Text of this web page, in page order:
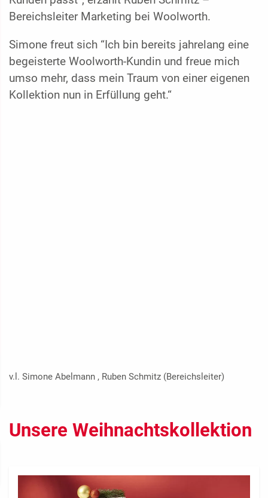
Bereichsleiter Marketing bei Woolworth.
Simone freut sich “Ich bin bereits jahrelang eine
begeisterte Woolworth-Kundin und freue mich
umso mehr, dass mein Traum von einer eigenen
Kollektion nun in Erfüllung geht.“
v.l. Simone Abelmann , Ruben Schmitz (Bereichsleiter)
Unsere Weihnachtskollektion